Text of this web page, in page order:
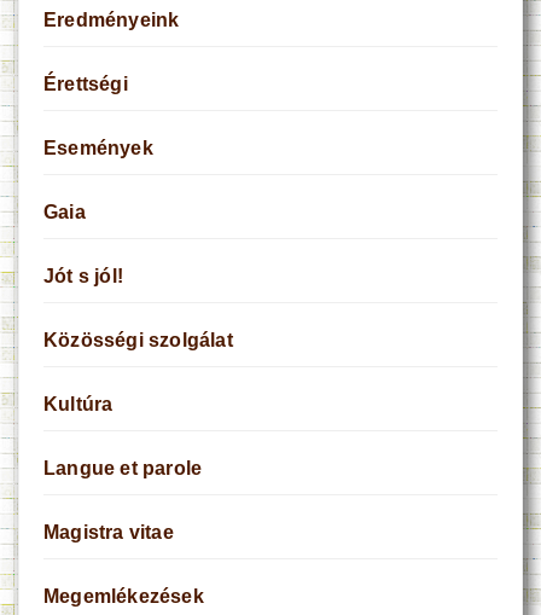
Eredményeink
Érettségi
Események
Gaia
Jót s jól!
Közösségi szolgálat
Kultúra
Langue et parole
Magistra vitae
Megemlékezések